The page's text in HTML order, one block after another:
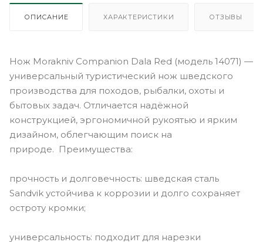
ОПИСАНИЕ ХАРАКТЕРИСТИКИ ОТЗЫВЫ
Нож Morakniv Companion Dala Red (модель 14071) —
универсальный туристический нож шведского
производства для походов, рыбалки, охоты и
бытовых задач. Отличается надёжной
конструкцией, эргономичной рукоятью и ярким
дизайном, облегчающим поиск на
природе. Преимущества:
прочность и долговечность: шведская сталь
Sandvik устойчива к коррозии и долго сохраняет
остроту кромки;
универсальность: подходит для нарезки